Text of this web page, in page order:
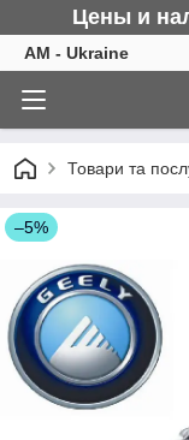
Цены и
AM - Ukraine
Товари та
–5%